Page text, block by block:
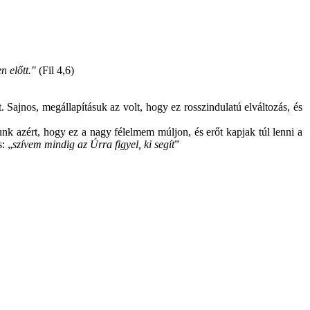
előtt." (Fil 4,6)
megállapításuk az volt, hogy ez rosszindulatú elváltozás, és
azért, hogy ez a nagy félelmem múljon, és erőt kapjak túl lenni a
„szívem mindig az Úrra figyel, ki segít”